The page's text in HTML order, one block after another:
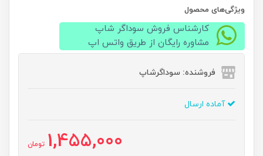
ویژگی‌های محصول
کارشناس فروش سوداگر شاپ
مشاوره رایگان از طریق واتس اپ
فروشنده: سوداگرشاپ
آماده ارسال
1,455,000 تومان